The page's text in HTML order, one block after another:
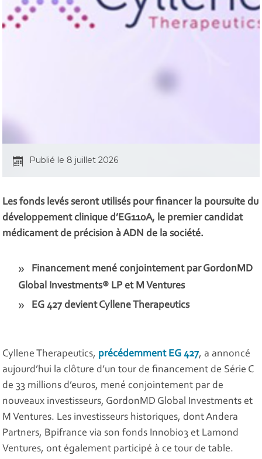
Publié le 8 juillet 2026
Les fonds levés seront utilisés pour financer la poursuite du
développement clinique d’EG110A, le premier candidat
médicament de précision à ADN de la société.
Financement mené conjointement par GordonMD
Global Investments® LP et M Ventures
EG 427 devient Cyllene Therapeutics
Cyllene Therapeutics, précédemment EG 427, a annoncé
aujourd’hui la clôture d’un tour de financement de Série C
de 33 millions d’euros, mené conjointement par de
nouveaux investisseurs, GordonMD Global Investments et
M Ventures. Les investisseurs historiques, dont Andera
Partners, Bpifrance via son fonds Innobio3 et Lamond
Ventures, ont également participé à ce tour de table.